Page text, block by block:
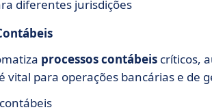
diferentes jurisdições
processos contábeis críticos,
vital para operações bancárias e de